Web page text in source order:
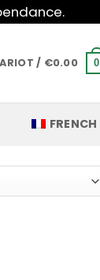
/ €0.00 0
FRENCH